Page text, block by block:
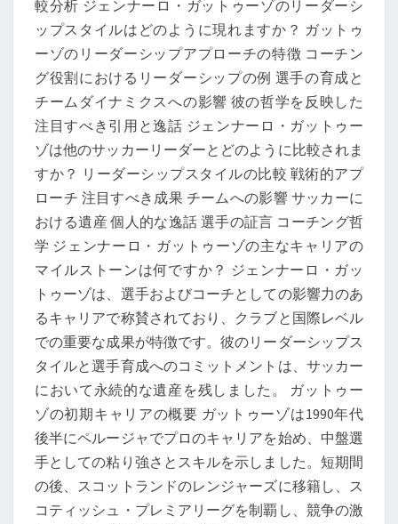
ー
ダ
ー
シ
ッ
プ
較分析 ジェンナーロ・ガットゥーゾのリーダーシ
ップスタイルはどのように現れますか？ ガットゥ
ーゾのリーダーシップアプローチの特徴 コーチン
グ役割におけるリーダーシップの例 選手の育成と
チームダイナミクスへの影響 彼の哲学を反映した
注目すべき引用と逸話 ジェンナーロ・ガットゥー
ゾは他のサッカーリーダーとどのように比較されま
すか？ リーダーシップスタイルの比較 戦術的アプ
ローチ 注目すべき成果 チームへの影響 サッカーに
おける遺産 個人的な逸話 選手の証言 コーチング哲
学 ジェンナーロ・ガットゥーゾの主なキャリアの
マイルストーンは何ですか？ ジェンナーロ・ガッ
トゥーゾは、選手およびコーチとしての影響力のあ
るキャリアで称賛されており、クラブと国際レベル
での重要な成果が特徴です。彼のリーダーシップス
タイルと選手育成へのコミットメントは、サッカー
において永続的な遺産を残しました。 ガットゥー
ゾの初期キャリアの概要 ガットゥーゾは1990年代
後半にペルージャでプロのキャリアを始め、中盤選
手としての粘り強さとスキルを示しました。短期間
の後、スコットランドのレンジャーズに移籍し、ス
コティッシュ・プレミアリーグを制覇し、競争の激